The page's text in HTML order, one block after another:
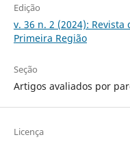
Edição
v. 36 n. 2 (2024):
Primeira Região
Seção
Artigos avaliados por
Licença